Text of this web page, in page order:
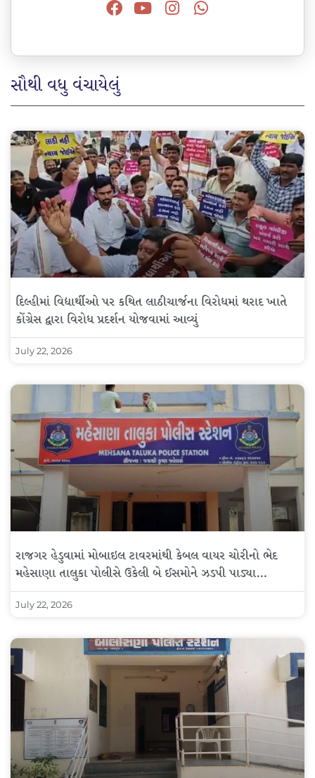
સૌથી વધુ વંચાયેલું
દિલ્હીમાં વિદ્યાર્થીઓ પર કથિત લાઠીચાર્જના વિરોધમાં થરાદ ખાતે
કોંગ્રેસ દ્વારા વિરોધ પ્રદર્શન યોજવામાં આવ્યું
July 22, 2026
રાજગર હેડુવામાં મોબાઇલ ટાવરમાંથી કેબલ વાયર ચોરીનો ભેદ
મહેસાણા તાલુકા પોલીસે ઉકેલી બે ઈસમોને ઝડપી પાડ્યા…
July 22, 2026